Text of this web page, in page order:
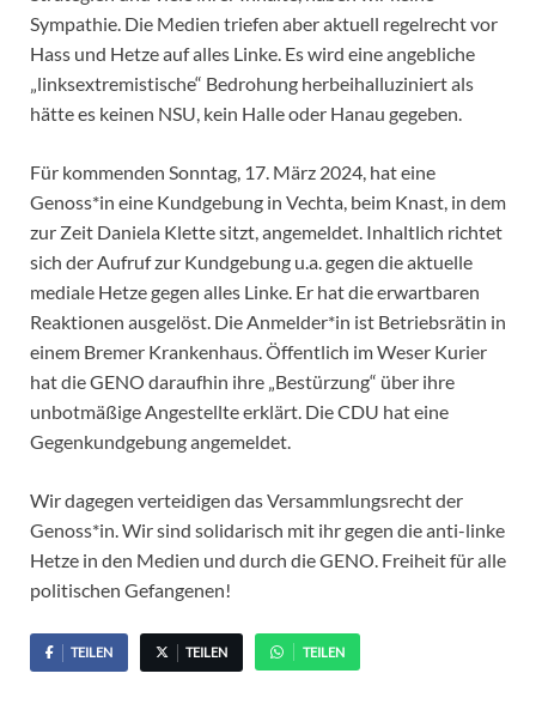
Sympathie. Die Medien triefen aber aktuell regelrecht vor
Hass und Hetze auf alles Linke. Es wird eine angebliche
„linksextremistische“ Bedrohung herbeihalluziniert als
hätte es keinen NSU, kein Halle oder Hanau gegeben.
Für kommenden Sonntag, 17. März 2024, hat eine
Genoss*in eine Kundgebung in Vechta, beim Knast, in dem
zur Zeit Daniela Klette sitzt, angemeldet. Inhaltlich richtet
sich der Aufruf zur Kundgebung u.a. gegen die aktuelle
mediale Hetze gegen alles Linke. Er hat die erwartbaren
Reaktionen ausgelöst. Die Anmelder*in ist Betriebsrätin in
einem Bremer Krankenhaus. Öffentlich im Weser Kurier
hat die GENO daraufhin ihre „Bestürzung“ über ihre
unbotmäßige Angestellte erklärt. Die CDU hat eine
Gegenkundgebung angemeldet.
Wir dagegen verteidigen das Versammlungsrecht der
Genoss*in. Wir sind solidarisch mit ihr gegen die anti-linke
Hetze in den Medien und durch die GENO. Freiheit für alle
politischen Gefangenen!
TEILEN TEILEN TEILEN